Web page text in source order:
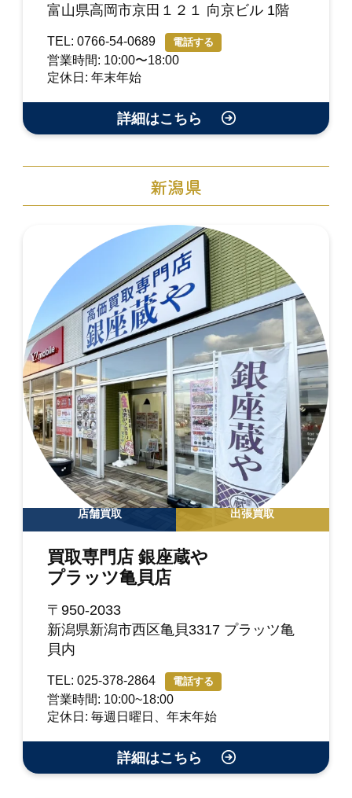
富山県高岡市京田１２１ 向京ビル 1階
TEL: 0766-54-0689 電話する
営業時間: 10:00〜18:00
定休日: 年末年始
詳細はこちら
新潟県
店舗買取 出張買取
買取専門店 銀座蔵や
プラッツ亀貝店
〒950-2033
新潟県新潟市西区亀貝3317 プラッツ亀
貝内
TEL: 025-378-2864 電話する
営業時間: 10:00~18:00
定休日: 毎週日曜日、年末年始
詳細はこちら